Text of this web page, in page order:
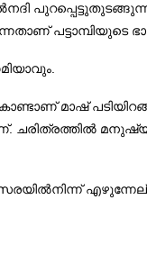
പട്ടാമ്പിയുടെ
മാഷ്
ചരിത്രത്തിൽ